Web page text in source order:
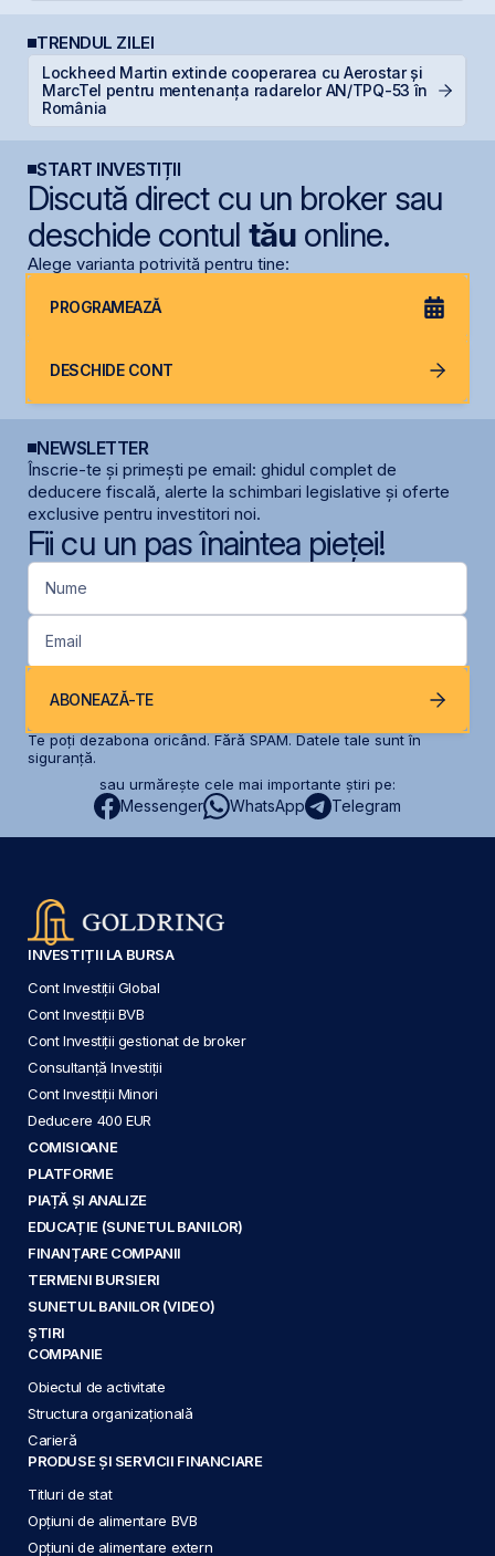
TRENDUL ZILEI
Lockheed Martin extinde cooperarea cu Aerostar și
MarcTel pentru mentenanța radarelor AN/TPQ-53 în
România
START INVESTIȚII
Discută direct cu un broker sau
deschide contul tăuonline.
Alege varianta potrivită pentru tine:
PROGRAMEAZĂ
DESCHIDE CONT
NEWSLETTER
Înscrie-te și primești pe email: ghidul complet de
deducere fiscală, alerte la schimbari legislative și oferte
exclusive pentru investitori noi.
Fii cu un pas înaintea pieței!
Nume
Email
ABONEAZĂ-TE
Te poți dezabona oricând. Fără SPAM. Datele tale sunt în
siguranță.
sau urmărește cele mai importante știri pe:
Messenger WhatsApp Telegram
INVESTIȚII LA BURSA
Cont Investiții Global
Cont Investiții BVB
Cont Investiții gestionat de broker
Consultanță Investiții
Cont Investiții Minori
Deducere 400 EUR
COMISIOANE
PLATFORME
PIAȚĂ ȘI ANALIZE
EDUCAȚIE (SUNETUL BANILOR)
FINANȚARE COMPANII
TERMENI BURSIERI
SUNETUL BANILOR (VIDEO)
ȘTIRI
COMPANIE
Obiectul de activitate
Structura organizațională
Carieră
PRODUSE ȘI SERVICII FINANCIARE
Titluri de stat
Opțiuni de alimentare BVB
Opțiuni de alimentare extern